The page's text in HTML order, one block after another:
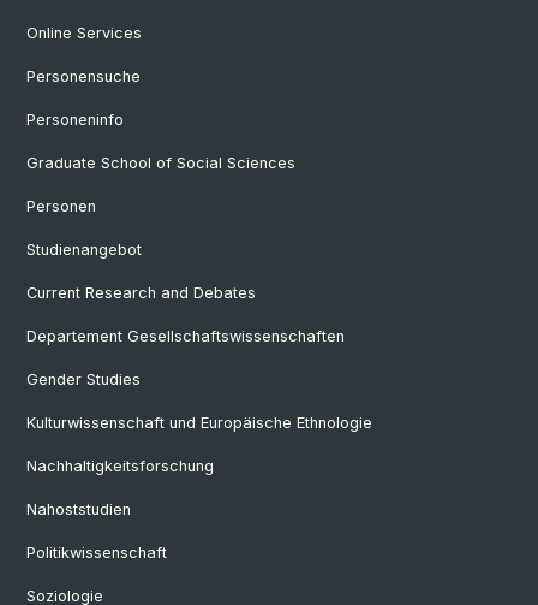
Online Services
Personensuche
Personeninfo
Graduate School of Social Sciences
Personen
Studienangebot
Current Research and Debates
Departement Gesellschaftswissenschaften
Gender Studies
Kulturwissenschaft und Europäische Ethnologie
Nachhaltigkeitsforschung
Nahoststudien
Politikwissenschaft
Soziologie